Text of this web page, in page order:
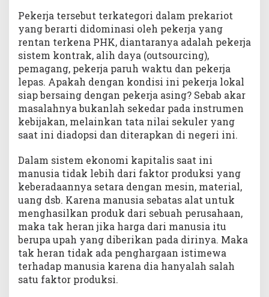
Pekerja tersebut terkategori dalam prekariot
yang berarti didominasi oleh pekerja yang
rentan terkena PHK, diantaranya adalah pekerja
sistem kontrak, alih daya (outsourcing),
pemagang, pekerja paruh waktu dan pekerja
lepas. Apakah dengan kondisi ini pekerja lokal
siap bersaing dengan pekerja asing? Sebab akar
masalahnya bukanlah sekedar pada instrumen
kebijakan, melainkan tata nilai sekuler yang
saat ini diadopsi dan diterapkan di negeri ini.
Dalam sistem ekonomi kapitalis saat ini
manusia tidak lebih dari faktor produksi yang
keberadaannya setara dengan mesin, material,
uang dsb. Karena manusia sebatas alat untuk
menghasilkan produk dari sebuah perusahaan,
maka tak heran jika harga dari manusia itu
berupa upah yang diberikan pada dirinya. Maka
tak heran tidak ada penghargaan istimewa
terhadap manusia karena dia hanyalah salah
satu faktor produksi.